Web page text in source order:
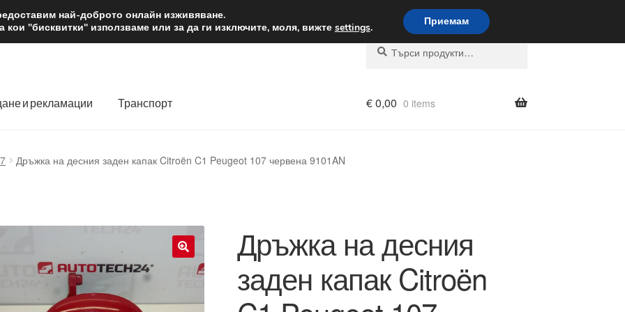
лв. Доставка по целия свят
Търсене
Търсене
и рекламации Транспорт €0,00 0 items
Дръжка на десния заден капак Citroën C1 Peugeot 107 червена 9101AN
Дръжка на десния
заден капак Citroën
най-доброто онлайн изживяване.
"бисквитки" използваме или за да ги изключите, моля, вижте settings. Приемам